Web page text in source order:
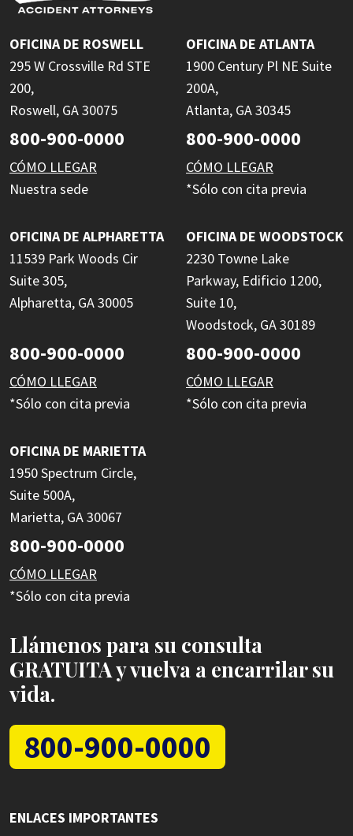
OFICINA DE ROSWELL
295 W Crossville Rd STE
200,
Roswell, GA 30075
800-900-0000
CÓMO LLEGAR
Nuestra sede
OFICINA DE ATLANTA
1900 Century Pl NE Suite
200A,
Atlanta, GA 30345
800-900-0000
CÓMO LLEGAR
*Sólo con cita previa
OFICINA DE ALPHARETTA
11539 Park Woods Cir
Suite 305,
Alpharetta, GA 30005
800-900-0000
CÓMO LLEGAR
*Sólo con cita previa
OFICINA DE WOODSTOCK
2230 Towne Lake
Parkway, Edificio 1200,
Suite 10,
Woodstock, GA 30189
800-900-0000
CÓMO LLEGAR
*Sólo con cita previa
OFICINA DE MARIETTA
1950 Spectrum Circle,
Suite 500A,
Marietta, GA 30067
800-900-0000
CÓMO LLEGAR
*Sólo con cita previa
Llámenos para su consulta
GRATUITA y vuelva a encarrilar su
vida.
800-900-0000
ENLACES IMPORTANTES